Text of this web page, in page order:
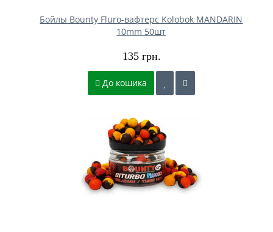
Бойлы Bounty Fluro-вафтерс Kolobok MANDARIN
10mm 50шт
135 грн.
До кошика